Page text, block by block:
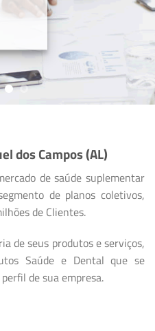
dos Campos (AL)
de saúde suplementar
de planos coletivos,
de Clientes.
de seus produtos e serviços,
Saúde e Dental que se
de sua empresa.